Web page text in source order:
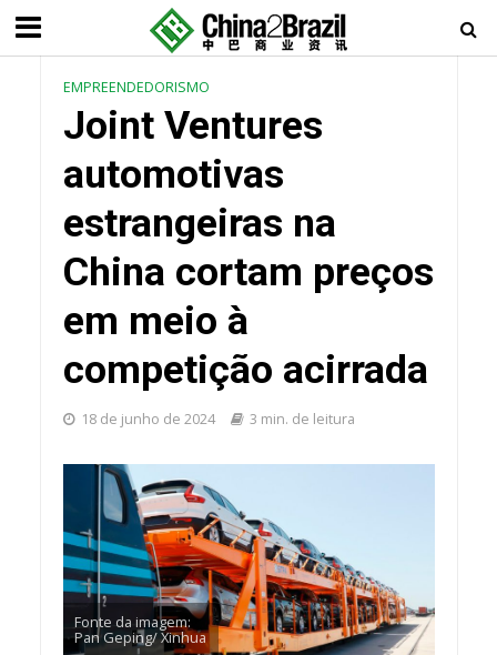
EMPREENDEDORISMO
Joint Ventures
automotivas
estrangeiras na
China cortam preços
em meio à
competição acirrada
18 de junho de 2024 3 min. de leitura
Fonte da imagem:
Pan Geping/ Xinhua